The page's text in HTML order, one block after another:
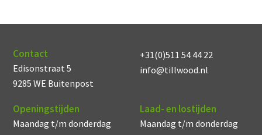
Contact
Edisonstraat 5
9285 WE Buitenpost
+31(0)511 54 44 22
info@tillwood.nl
Openingstijden
Maandag t/m donderdag
Laad- en lostijden
Maandag t/m donderdag